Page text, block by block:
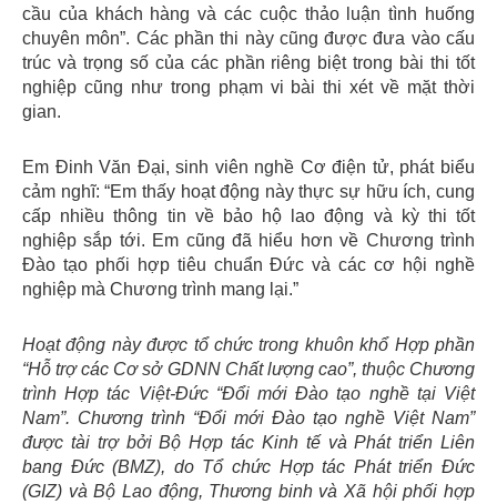
cầu của khách hàng và các cuộc thảo luận tình huống
chuyên môn”. Các phần thi này cũng được đưa vào cấu
trúc và trọng số của các phần riêng biệt trong bài thi tốt
nghiệp cũng như trong phạm vi bài thi xét về mặt thời
gian.
Em Đinh Văn Đại, sinh viên nghề Cơ điện tử, phát biểu
cảm nghĩ: “Em thấy hoạt động này thực sự hữu ích, cung
cấp nhiều thông tin về bảo hộ lao động và kỳ thi tốt
nghiệp sắp tới. Em cũng đã hiểu hơn về Chương trình
Đào tạo phối hợp tiêu chuẩn Đức và các cơ hội nghề
nghiệp mà Chương trình mang lại.”
Hoạt động này được tổ chức trong khuôn khổ Hợp phần
“Hỗ trợ các Cơ sở GDNN Chất lượng cao”, thuộc Chương
trình Hợp tác Việt-Đức “Đổi mới Đào tạo nghề tại Việt
Nam”. Chương trình “Đổi mới Đào tạo nghề Việt Nam”
được tài trợ bởi Bộ Hợp tác Kinh tế và Phát triển Liên
bang Đức (BMZ), do Tổ chức Hợp tác Phát triển Đức
(GIZ) và Bộ Lao động, Thương binh và Xã hội phối hợp